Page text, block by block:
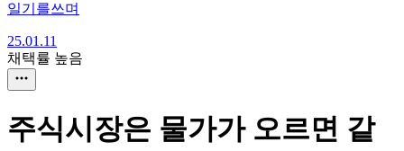
일기를쓰며
25.01.11
채택률 높음
주식시장은 물가가 오르면 같